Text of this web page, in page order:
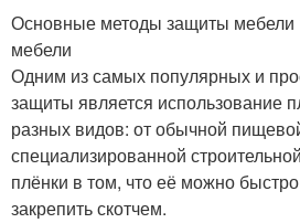
Основные методы защиты мебели
мебели
Одним из самых популярных и
защиты является использование
разных видов: от обычной
специализированной
плёнки в том, что её можно
закрепить скотчем.